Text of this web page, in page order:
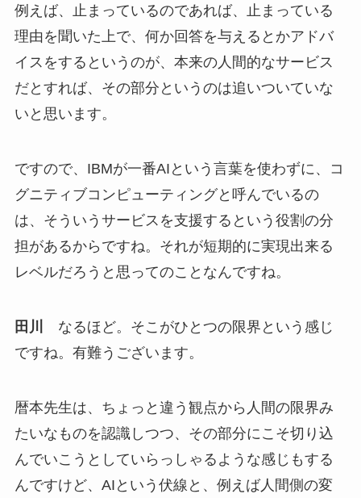
例えば、止まっているのであれば、止まっている
理由を聞いた上で、何か回答を与えるとかアドバ
イスをするというのが、本来の人間的なサービス
だとすれば、その部分というのは追いついていな
いと思います。
ですので、IBMが一番AIという言葉を使わずに、コ
グニティブコンピューティングと呼んでいるの
は、そういうサービスを支援するという役割の分
担があるからですね。それが短期的に実現出来る
レベルだろうと思ってのことなんですね。
田川
なるほど。そこがひとつの限界という感じ
ですね。有難うございます。
暦本先生は、ちょっと違う観点から人間の限界み
たいなものを認識しつつ、その部分にこそ切り込
んでいこうとしていらっしゃるような感じもする
んですけど、AIという伏線と、例えば人間側の変